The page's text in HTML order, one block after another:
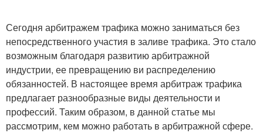
Сегодня арбитражем трафика можно заниматься без
непосредственного участия в заливе трафика. Это стало
возможным благодаря развитию арбитражной
индустрии, ее превращению ви распределению
обязанностей. В настоящее время арбитраж трафика
предлагает разнообразные виды деятельности и
профессий. Таким образом, в данной статье мы
рассмотрим, кем можно работать в арбитражной сфере.